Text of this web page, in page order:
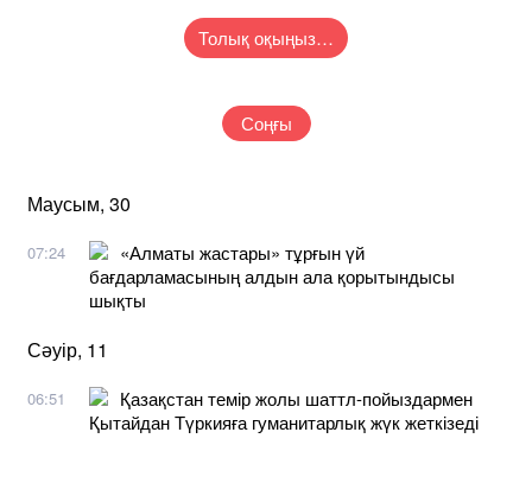
Толық оқыңыз…
Соңғы
Маусым, 30
07:24
«Алматы жастары» тұрғын үй
бағдарламасының алдын ала қорытындысы
шықты
Сәуір, 11
06:51
Қазақстан темір жолы шаттл-пойыздармен
Қытайдан Түркияға гуманитарлық жүк жеткізеді